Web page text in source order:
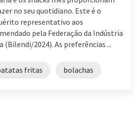
no seu quotidiano. Este é o
representativo aos
pela Federação da Indústria
(Bilendi/2024). As preferências ...
fritas bolachas